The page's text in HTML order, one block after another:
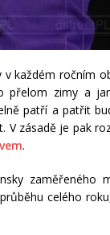
každém ročním
zimy a
patří a patřit
V zásadě je pak
.
zaměřeného
celého